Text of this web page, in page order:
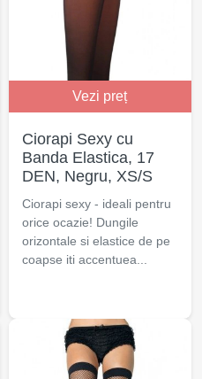
Vezi preț
Ciorapi Sexy cu
Banda Elastica, 17
DEN, Negru, XS/S
Ciorapi sexy - ideali pentru
orice ocazie! Dungile
orizontale si elastice de pe
coapse iti accentuea...